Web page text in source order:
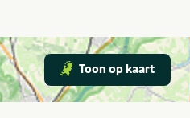
Toon op kaart